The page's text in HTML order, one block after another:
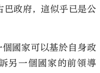
政府，這似乎已是公
國家可以基於自身政
另一個國家的前領導